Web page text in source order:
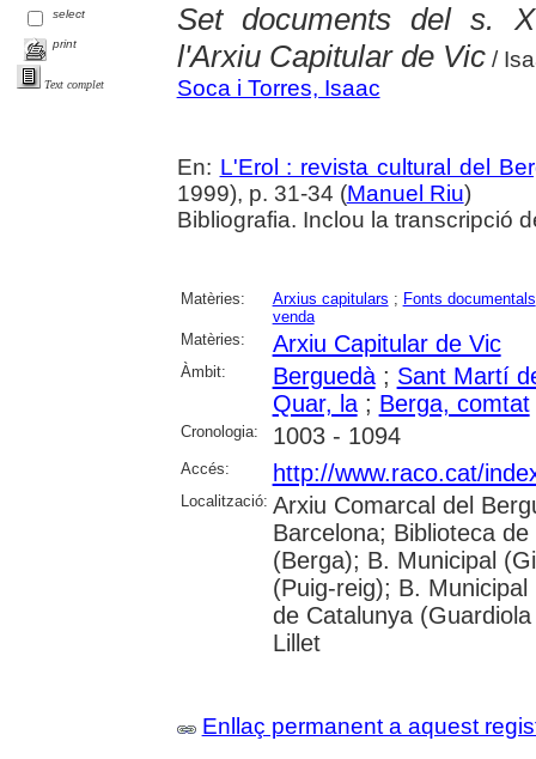
select
print
Text complet
Set documents del s.
l'Arxiu Capitular de Vic/
Soca i Torres, Isaac
En: L'Erol : revista cultural del
1999), p. 31-34 (Manuel Riu)
Bibliografia. Inclou la transcripció
Matèries: Arxius capitulars ; Fonts documentals
venda
Matèries:
Arxiu Capitular de Vic
Àmbit: Berguedà; Sant Martí
Quar, la; Berga, comtat
Cronologia: 1003 - 1094
Accés: http://www.raco.cat/
Localització: Arxiu Comarcal del
Barcelona; Biblioteca
(Berga); B. Municipal
(Puig-reig); B.
de Catalunya
Lillet
Enllaç permanent a aquest